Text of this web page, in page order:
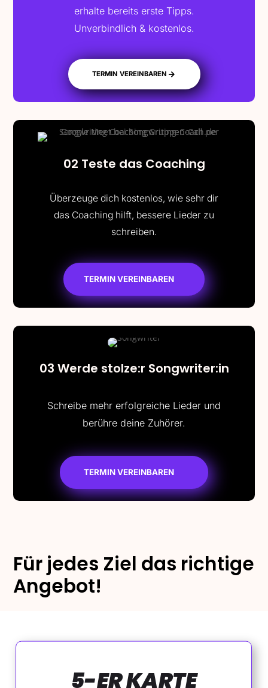
erhalte bereits erste Tipps.
Unverbindlich & kostenlos.
TERMIN VEREINBAREN
02 Teste das Coaching
Überzeuge dich kostenlos, wie sehr dir
das Coaching hilft, bessere Lieder zu
schreiben.
TERMIN VEREINBAREN
03 Werde stolze:r Songwriter:in
Schreibe mehr erfolgreiche Lieder und
berühre deine Zuhörer.
TERMIN VEREINBAREN
Für jedes Ziel das richtige
Angebot!
5-ER KARTE